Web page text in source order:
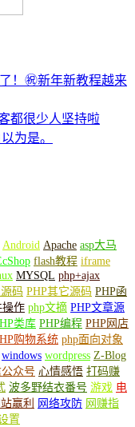
！㊗️新年新教程越来
都很少人坚持啦
为是。
Android Apache asp大马
flash教程 iframe
MYSQL php+ajax
码 PHP其它源码 PHP函
操作 php文摘 PHP文章源
类库 PHP编程 PHP网店
购物系统 php面向对象
windows wordpress Z-Blog
众号 心情感悟 打码赚
波多野结衣番号 游戏 电
赢利 网络攻防 网赚指
置